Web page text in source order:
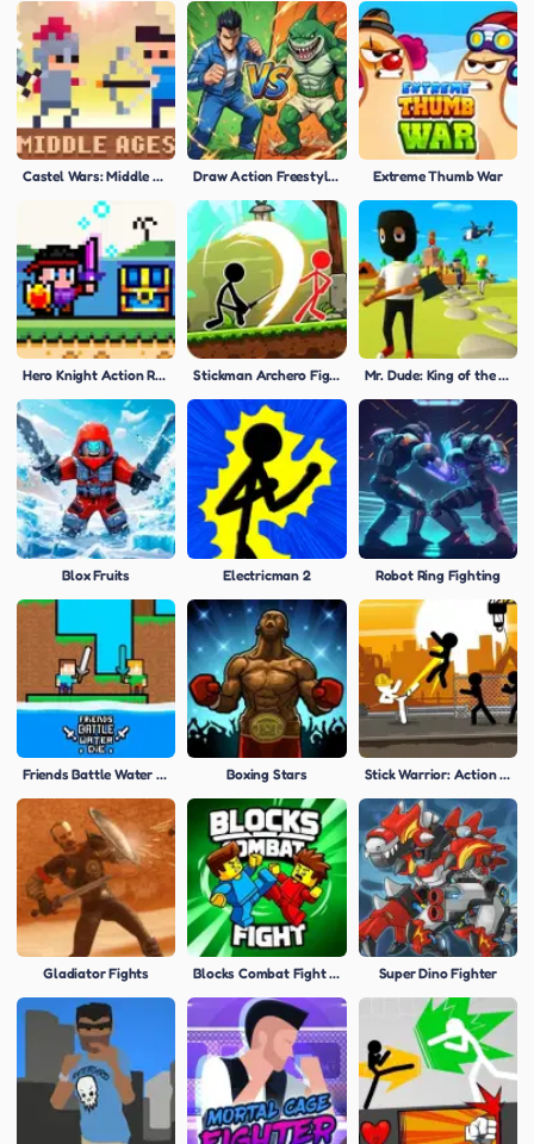
Castel Wars: Middle Ages Draw Action Freestyle Fight Extreme Thumb War
Hero Knight Action RPG Stickman Archero Fight Mr. Dude: King of the Hill
Blox Fruits Electricman 2 Robot Ring Fighting
Friends Battle Water Die Boxing Stars Stick Warrior: Action Game
Gladiator Fights Blocks Combat Fight Simulator: Draw Strike! Super Dino Fighter